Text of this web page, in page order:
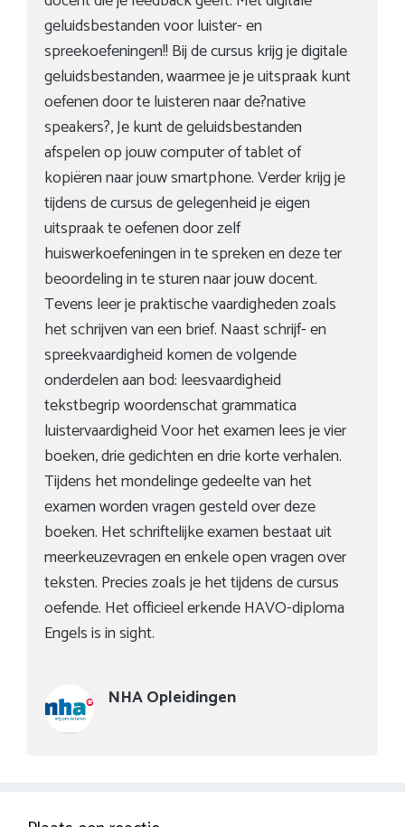
geluidsbestanden voor luister- en
spreekoefeningen!! Bij de cursus krijg je digitale
geluidsbestanden, waarmee je je uitspraak kunt
oefenen door te luisteren naar de?native
speakers?, Je kunt de geluidsbestanden
afspelen op jouw computer of tablet of
kopiëren naar jouw smartphone. Verder krijg je
tijdens de cursus de gelegenheid je eigen
uitspraak te oefenen door zelf
huiswerkoefeningen in te spreken en deze ter
beoordeling in te sturen naar jouw docent.
Tevens leer je praktische vaardigheden zoals
het schrijven van een brief. Naast schrijf- en
spreekvaardigheid komen de volgende
onderdelen aan bod: leesvaardigheid
tekstbegrip woordenschat grammatica
luistervaardigheid Voor het examen lees je vier
boeken, drie gedichten en drie korte verhalen.
Tijdens het mondelinge gedeelte van het
examen worden vragen gesteld over deze
boeken. Het schriftelijke examen bestaat uit
meerkeuzevragen en enkele open vragen over
teksten. Precies zoals je het tijdens de cursus
oefende. Het officieel erkende HAVO-diploma
Engels is in sight.
NHA Opleidingen